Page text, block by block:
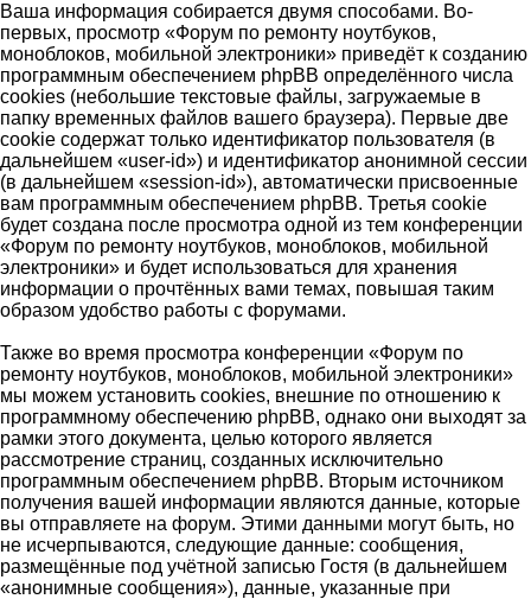
Ваша информация собирается двумя способами. Во-
первых, просмотр «Форум по ремонту ноутбуков,
моноблоков, мобильной электроники» приведёт к созданию
программным обеспечением phpBB определённого числа
cookies (небольшие текстовые файлы, загружаемые в
папку временных файлов вашего браузера). Первые две
cookie содержат только идентификатор пользователя (в
дальнейшем «user-id») и идентификатор анонимной сессии
(в дальнейшем «session-id»), автоматически присвоенные
вам программным обеспечением phpBB. Третья cookie
будет создана после просмотра одной из тем конференции
«Форум по ремонту ноутбуков, моноблоков, мобильной
электроники» и будет использоваться для хранения
информации о прочтённых вами темах, повышая таким
образом удобство работы с форумами.
Также во время просмотра конференции «Форум по
ремонту ноутбуков, моноблоков, мобильной электроники»
мы можем установить cookies, внешние по отношению к
программному обеспечению phpBB, однако они выходят за
рамки этого документа, целью которого является
рассмотрение страниц, созданных исключительно
программным обеспечением phpBB. Вторым источником
получения вашей информации являются данные, которые
вы отправляете на форум. Этими данными могут быть, но
не исчерпываются, следующие данные: сообщения,
размещённые под учётной записью Гостя (в дальнейшем
«анонимные сообщения»), данные, указанные при